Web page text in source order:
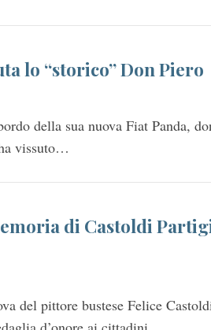
lo “storico” Don Piero
della sua nuova Fiat Panda,
vissuto…
di Castoldi
del pittore bustese Felice